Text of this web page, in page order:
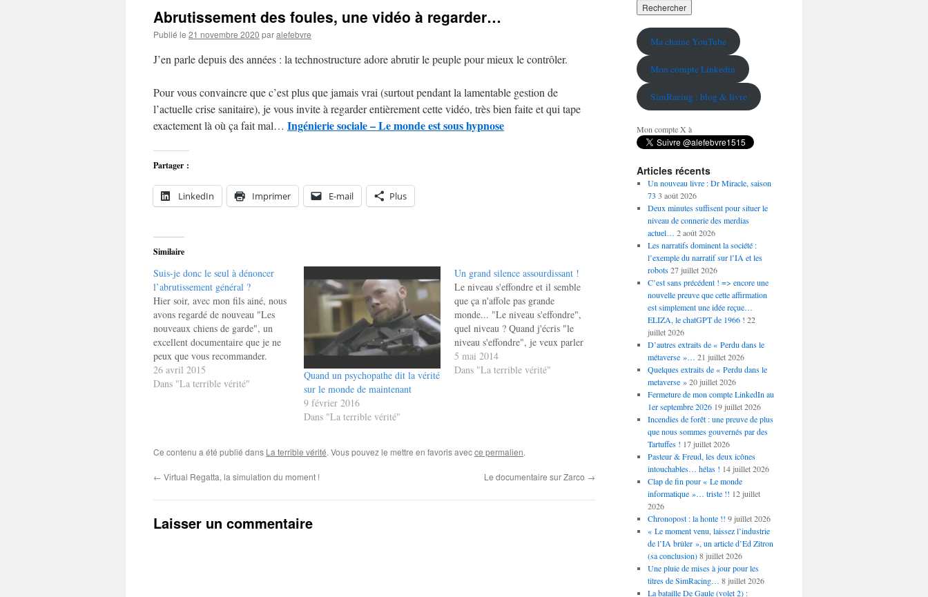
Abrutissement des foules, une vidéo à regarder…
Publié le 21 novembre 2020 paralefebvre
J’en parle depuis des années : la technostructure adore abrutir le peuple pour mieux le contrôler.
Pour vous convaincre que c’est plus que jamais vrai (surtout pendant la lamentable gestion de
l’actuelle crise sanitaire), je vous invite à regarder entièrement cette vidéo, très bien faite et qui tape
exactement là où ça fait mal… Ingénierie sociale – Le monde est sous hypnose
Partager :
LinkedIn Imprimer E-mail Plus
Similaire
Suis-je donc le seul à dénoncer
l’abrutissement général ?
Hier soir, avec mon fils ainé, nous
avons regardé de nouveau "Les
nouveaux chiens de garde", un
excellent documentaire que je ne
peux que vous recommander.
Mais, en discutant ce matin à
propos des quelques intellectuels
26 avril 2015
Dans "La terrible vérité"
Quand un psychopathe dit la vérité
sur le monde de maintenant
9 février 2016
Dans "La terrible vérité"
Un grand silence assourdissant !
Le niveau s'effondre et il semble
que ça n'affole pas grande
monde... "Le niveau s'effondre",
quel niveau ? Quand j'écris "le
niveau s'effondre", je veux parler
du niveau intellectuel moyen de la
population des pays riches. Certes,
5 mai 2014
Dans "La terrible vérité"
Ce contenu a été publié dans La terrible vérité. Vous pouvez le mettre en favoris avecce permalien.
← Virtual Regatta, la simulation du moment ! Le documentaire sur Zarco →
Laisser un commentaire
Ma chaine YouTube
Mon compte Linkedin
SimRacing : blog & livre
Mon compte X à
Articles récents
Un nouveau livre : Dr Miracle, saison
73 3 août 2026
Deux minutes suffisent pour situer le
niveau de connerie des merdias
actuel… 2 août 2026
Les narratifs dominent la société :
l’exemple du narratif sur l’IA et les
robots 27 juillet 2026
C’est sans précédent ! => encore une
nouvelle preuve que cette affirmation
est simplement une idée reçue…
ELIZA, le chatGPT de 1966 ! 22
juillet 2026
D’autres extraits de « Perdu dans le
métaverse »… 21 juillet 2026
Quelques extraits de « Perdu dans le
metaverse » 20 juillet 2026
Fermeture de mon compte LinkedIn au
1er septembre 2026 19 juillet 2026
Incendies de forêt : une preuve de plus
que nous sommes gouvernés par des
Tartuffes ! 17 juillet 2026
Pasteur & Freud, les deux icônes
intouchables… hélas ! 14 juillet 2026
Clap de fin pour « Le monde
informatique »… triste !! 12 juillet
2026
Chronopost : la honte !! 9 juillet 2026
« Le moment venu, laissez l’industrie
de l’IA brûler », un article d’Ed Zitron
(sa conclusion) 8 juillet 2026
Une pluie de mises à jour pour les
titres de SimRacing… 8 juillet 2026
La bataille De Gaule (volet 2) :